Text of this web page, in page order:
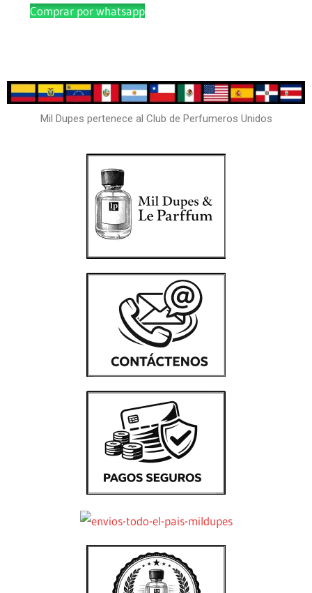
Comprar por whatsapp
Mil Dupes pertenece al Club de Perfumeros Unidos